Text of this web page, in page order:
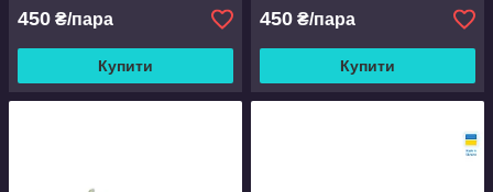
450 ₴/пара
Купити
450 ₴/пара
Купити